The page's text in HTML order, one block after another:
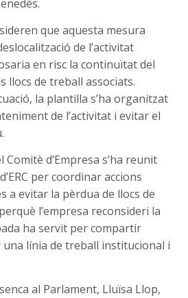
que aquesta mesura
de l’activitat
en risc la continuïtat del
llocs de treball associats.
la plantilla s’ha organitzat
de l’activitat i evitar el
d’Empresa s’ha reunit
per coordinar accions
a evitar la pèrdua de llocs de
l’empresa reconsideri la
ha servit per compartir
línia de treball institucional i
al Parlament, Lluïsa Llop,